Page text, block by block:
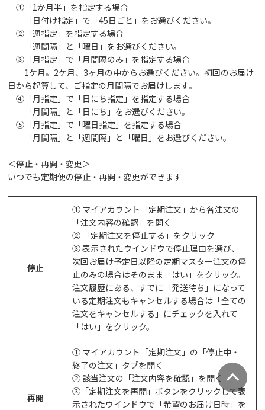
①「1か月半」を指定する場合
「日付け指定」で「45日ごと」をお選びください。
②「週指定」を指定する場合
「週間隔」と「曜日」をお選びください。
③「月指定」で「月間隔のみ」を指定する場合
1ケ月。2ケ月、3ヶ月の中からお選びください。初回のお届け
日から起算して、ご指定の月間隔でお届けします。
④「月指定」で「日にち指定」を指定する場合
「月間隔」と「日にち」をお選びください。
⑤「月指定」で「曜日指定」を指定する場合
「月間隔」と「週間隔」と「曜日」をお選びください。
＜停止・再開・変更＞
いつでも定期便の停止・再開・変更ができます
停止
① マイアカウント「定期注文」から各注文の
「注文内容の確認」を開く
② 「定期注文を停止する」をクリック
③ 表示されたウインドウで停止理由を選び、
次回お届け予定日以降の定期マスター注文の停
止のみの場合はそのまま「はい」をクリック。
注文履歴にある、すでに「発送待ち」になって
いる定期注文もキャンセルする場合は「全ての
注文をキャンセルする」にチェックを入れて
「はい」をクリック。
再開
① マイアカウント「定期注文」の「停止中・
終了の注文」タブを開く
② 該当注文の「注文内容を確認」を開く
③「定期注文を再開」ボタンをクリックして表
示されたウインドウで「希望のお届け日時」を